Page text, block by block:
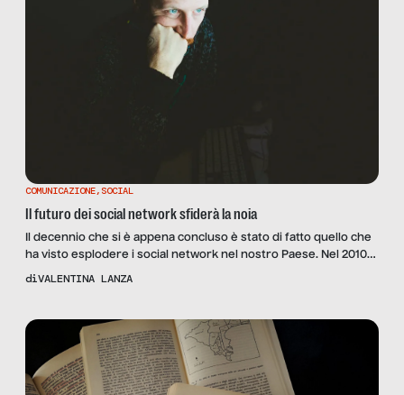
COMUNICAZIONE, SOCIAL
Il futuro dei social network sfiderà la noia
Il decennio che si è appena concluso è stato di fatto quello che
ha visto esplodere i social network nel nostro Paese. Nel 2010
gli italiani che avevano un account Facebook erano intorno ai 18
diVALENTINA LANZA